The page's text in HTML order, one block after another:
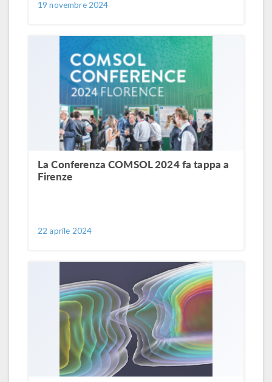
19 novembre 2024
La Conferenza COMSOL 2024 fa tappa a
Firenze
22 aprile 2024